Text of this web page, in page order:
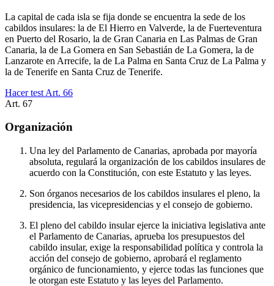
La capital de cada isla se fija donde se encuentra la sede de los
cabildos insulares: la de El Hierro en Valverde, la de Fuerteventura
en Puerto del Rosario, la de Gran Canaria en Las Palmas de Gran
Canaria, la de La Gomera en San Sebastián de La Gomera, la de
Lanzarote en Arrecife, la de La Palma en Santa Cruz de La Palma y
la de Tenerife en Santa Cruz de Tenerife.
Hacer test Art. 66
Art. 67
Organización
Una ley del Parlamento de Canarias, aprobada por mayoría
absoluta, regulará la organización de los cabildos insulares de
acuerdo con la Constitución, con este Estatuto y las leyes.
Son órganos necesarios de los cabildos insulares el pleno, la
presidencia, las vicepresidencias y el consejo de gobierno.
El pleno del cabildo insular ejerce la iniciativa legislativa ante
el Parlamento de Canarias, aprueba los presupuestos del
cabildo insular, exige la responsabilidad política y controla la
acción del consejo de gobierno, aprobará el reglamento
orgánico de funcionamiento, y ejerce todas las funciones que
le otorgan este Estatuto y las leyes del Parlamento.